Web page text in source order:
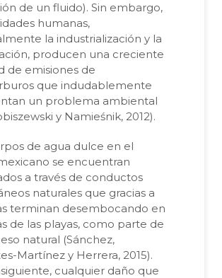
de un fluido). Sin embargo,
humanas,
la industrialización y la
producen una creciente
de emisiones de
que indudablemente
un problema ambiental
y Namieśnik, 2012).
de agua dulce en el
se encuentran
a través de conductos
naturales que gracias a
terminan desembocando en
de las playas, como parte de
natural (Sánchez,
Martínez y Herrera, 2015).
cualquier daño que